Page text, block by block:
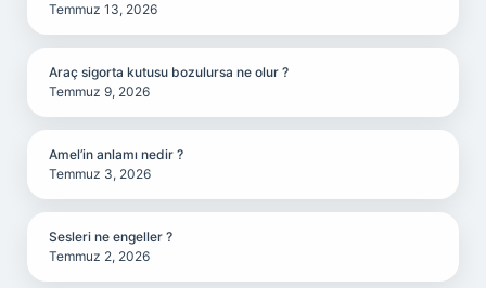
Temmuz 13, 2026
Araç sigorta kutusu bozulursa ne olur ?
Temmuz 9, 2026
Amel’in anlamı nedir ?
Temmuz 3, 2026
Sesleri ne engeller ?
Temmuz 2, 2026